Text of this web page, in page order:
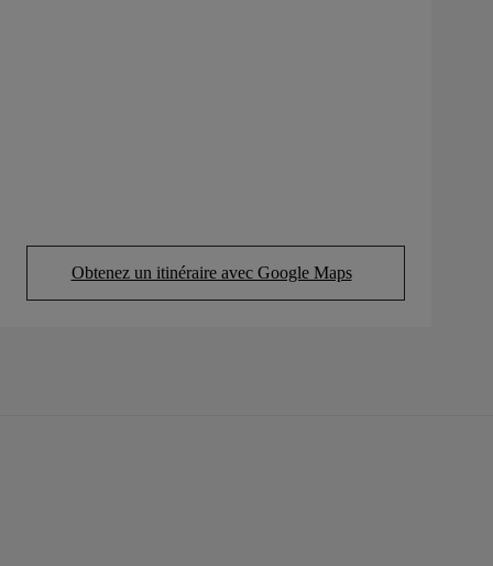
Obtenez un itinéraire avec Google Maps
(Opens in new tab)